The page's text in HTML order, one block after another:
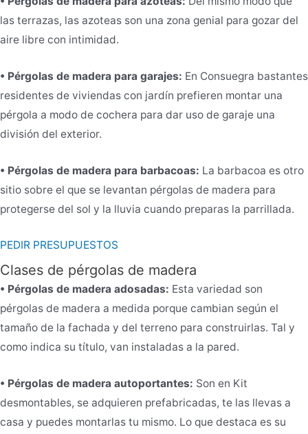
las terrazas, las azoteas son una zona genial para gozar del
aire libre con intimidad.
• Pérgolas de madera para garajes: En Consuegra bastantes
residentes de viviendas con jardín prefieren montar una
pérgola a modo de cochera para dar uso de garaje una
división del exterior.
• Pérgolas de madera para barbacoas: La barbacoa es otro
sitio sobre el que se levantan pérgolas de madera para
protegerse del sol y la lluvia cuando preparas la parrillada.
PEDIR PRESUPUESTOS
Clases de pérgolas de madera
• Pérgolas de madera adosadas: Esta variedad son
pérgolas de madera a medida porque cambian según el
tamaño de la fachada y del terreno para construirlas. Tal y
como indica su título, van instaladas a la pared.
• Pérgolas de madera autoportantes: Son en Kit
desmontables, se adquieren prefabricadas, te las llevas a
casa y puedes montarlas tu mismo. Lo que destaca es su